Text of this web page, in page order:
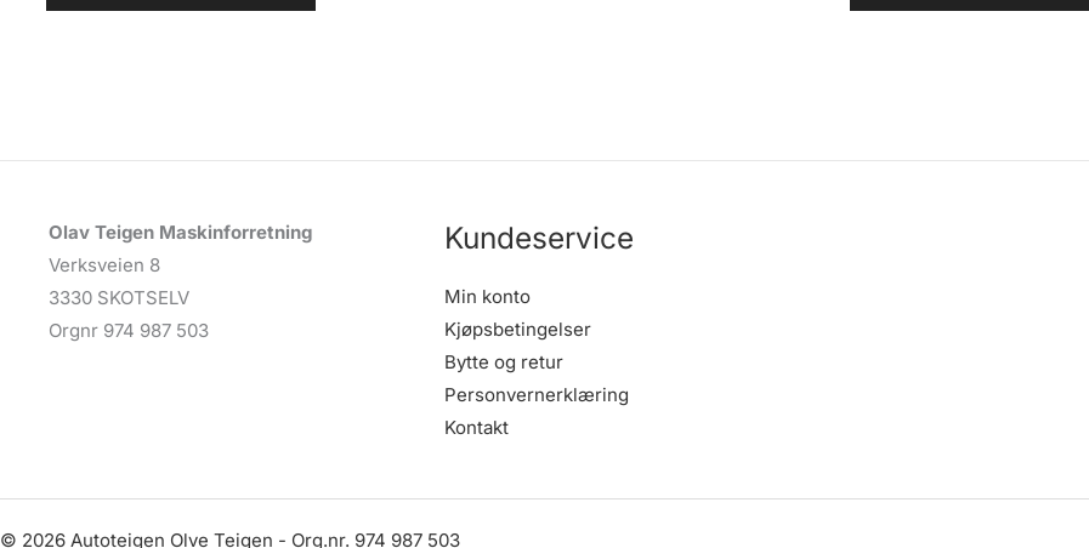
Olav Teigen Maskinforretning
Verksveien 8
3330 SKOTSELV
Orgnr 974 987 503
Kundeservice
Min konto
Kjøpsbetingelser
Bytte og retur
Personvernerklæring
Kontakt
© 2026 Autoteigen Olve Teigen - Org.nr. 974 987 503